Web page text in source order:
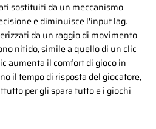
sostituiti da un meccanismo
e diminuisce l'input lag.
da un raggio di movimento
nitido, simile a quello di un clic
aumenta il comfort di gioco in
il tempo di risposta del giocatore,
per gli spara tutto e i giochi